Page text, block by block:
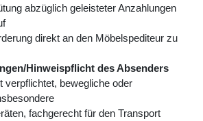
abzüglich geleisteter Anzahlungen
direkt an den Möbelspediteur zu
Hinweispflicht des Absenders
verpflichtet, bewegliche oder
fachgerecht für den Transport